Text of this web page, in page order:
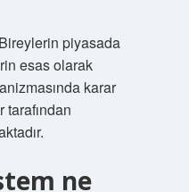
piyasada
esas olarak
karar
tarafından
ne